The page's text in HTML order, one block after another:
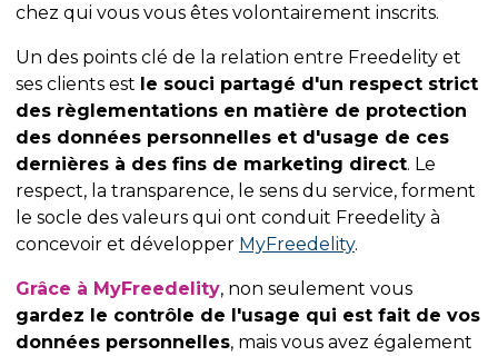
chez qui vous vous êtes volontairement inscrits.
Un des points clé de la relation entre Freedelity et
ses clients est le souci partagé d'un respect strict
des règlementations en matière de protection
des données personnelles et d'usage de ces
dernières à des fins de marketing direct. Le
respect, la transparence, le sens du service, forment
le socle des valeurs qui ont conduit Freedelity à
concevoir et développer MyFreedelity.
Grâce à MyFreedelity, non seulement vous
gardez le contrôle de l'usage qui est fait de vos
données personnelles, mais vous avez également